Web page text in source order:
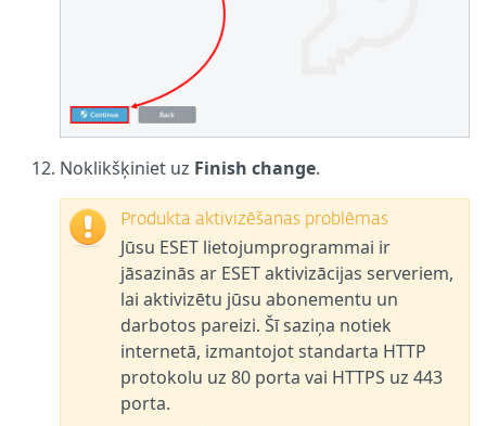
Noklikšķiniet uz Finish change.
Produkta aktivizēšanas problēmas
Jūsu ESET lietojumprogrammai ir
jāsazinās ar ESET aktivizācijas serveriem,
lai aktivizētu jūsu abonementu un
darbotos pareizi. Šī saziņa notiek
internetā, izmantojot standarta HTTP
protokolu uz 80 porta vai HTTPS uz 443
porta.